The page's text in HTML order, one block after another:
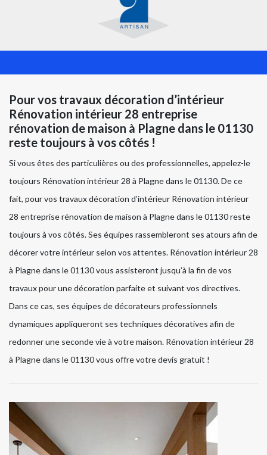
Pour vos travaux décoration d’intérieur
Rénovation intérieur 28 entreprise
rénovation de maison à Plagne dans le 01130
reste toujours à vos côtés !
Si vous êtes des particulières ou des professionnelles, appelez-le
toujours Rénovation intérieur 28 à Plagne dans le 01130. De ce
fait, pour vos travaux décoration d’intérieur Rénovation intérieur
28 entreprise rénovation de maison à Plagne dans le 01130 reste
toujours à vos côtés. Ses équipes rassembleront ses atours afin de
décorer votre intérieur selon vos attentes. Rénovation intérieur 28
à Plagne dans le 01130 vous assisteront jusqu’à la fin de vos
travaux pour une décoration parfaite et suivant vos directives.
Dans ce cas, ses équipes de décorateurs professionnels
dynamiques appliqueront ses techniques décoratives afin de
redonner une seconde vie à votre maison. Rénovation intérieur 28
à Plagne dans le 01130 vous offre votre devis gratuit !